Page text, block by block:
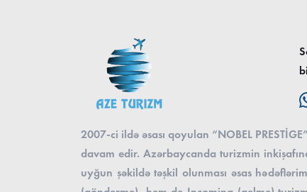
2007-ci ildə əsası qoyulan “NOBEL
davam edir. Azərbaycanda turizmin
uyğun şəkildə təşkil olunması əsas